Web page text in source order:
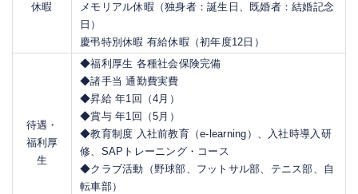
休暇
メモリアル休暇（独身者：誕生日、既婚者：結婚記念
日）
慶弔特別休暇 有給休暇（初年度12日）
待遇・
福利厚
生
◆福利厚生 各種社会保険完備
◆諸手当 通勤費実費
◆昇給 年1回（4月）
◆賞与 年1回（5月）
◆教育制度 入社前教育（e-learning）、入社時導入研
修、SAPトレーニング・コース
◆クラブ活動（野球部、フットサル部、テニス部、自
転車部）